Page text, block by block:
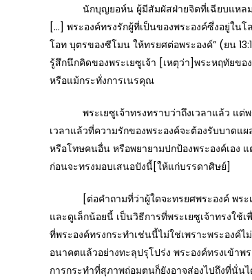
นักบุญยอห์น ผู้มีสัมผัสฝ่ายจิตที่เฉียบแหลมลึกซึ้
[…] พระองค์ทรงรักผู้ที่เป็นของพระองค์ซึ่งอยู่ใน
โอท บุตรของซีโมน ให้ทรยศต่อพระองค์” (ยน
รู้สึกนึกคิดของพระเยซูเจ้า [เหตุว่า]พระหฤทัยข
หรือแม้กระทั่งการเนรคุณ
พระเยซูเจ้าทรงทราบว่าถึงเวลาแล้ว แต่พระ
เวลาแล้วที่ความรักของพระองค์จะต้องรับบาด
หรือโทษคนอื่น หรือพยายามปกป้องพระองค์เอง
ก่อนจะทรงมอบเสนอปังนี้[ให้แก่บรรดาศิษย์]
[ต่อคำถามที่ว่าผู้ใดจะทรยศพระองค์ พระเยซู
และดูเล็กน้อยนี้ เป็นวิธีการที่พระเยซูเจ้าทรงใช้
ที่พระองค์ทรงกระทำเช่นนี้ไม่ใช่เพราะพระองค์
อนาคตแล้วอย่างทะลุปรุโปร่ง พระองค์ทรงเข้า
การกระทำที่สุภาพถ่อมตนก็ยังอาจส่องไปถึงที่นั่